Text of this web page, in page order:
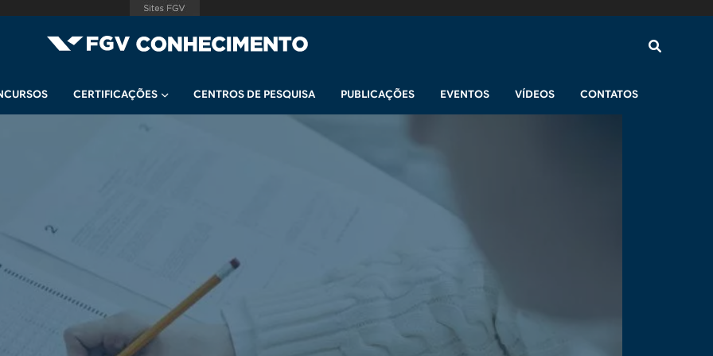
CERTIFICAÇÕES CENTROS DE PESQUISA PUBLICAÇÕES EVENTOS VÍDEOS CONTATOS